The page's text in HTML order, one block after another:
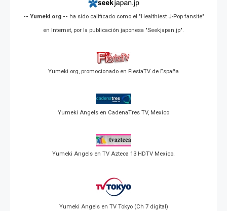
-- Yumeki.org -- ha sido calificado como el "Healthiest J-Pop fansite"
en Internet, por la publicación japonesa "Seekjapan.jp".
Yumeki.org, promocionado en FiestaTV de España
Yumeki Angels en CadenaTres TV, Mexico
Yumeki Angels en TV Azteca 13 HDTV Mexico.
Yumeki Angels en TV Tokyo (Ch 7 digital)